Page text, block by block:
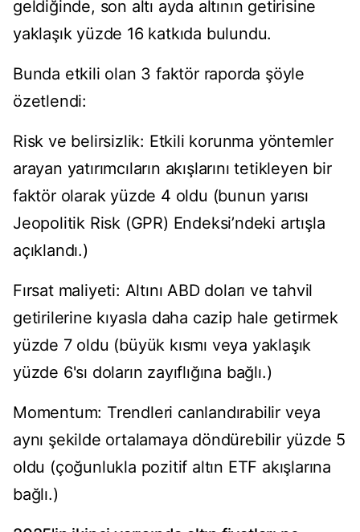
geldiğinde, son altı ayda altının getirisine
yaklaşık yüzde 16 katkıda bulundu.
Bunda etkili olan 3 faktör raporda şöyle
özetlendi:
Risk ve belirsizlik: Etkili korunma yöntemler
arayan yatırımcıların akışlarını tetikleyen bir
faktör olarak yüzde 4 oldu (bunun yarısı
Jeopolitik Risk (GPR) Endeksi’ndeki artışla
açıklandı.)
Fırsat maliyeti: Altını ABD doları ve tahvil
getirilerine kıyasla daha cazip hale getirmek
yüzde 7 oldu (büyük kısmı veya yaklaşık
yüzde 6'sı doların zayıflığına bağlı.)
Momentum: Trendleri canlandırabilir veya
aynı şekilde ortalamaya döndürebilir yüzde 5
oldu (çoğunlukla pozitif altın ETF akışlarına
bağlı.)